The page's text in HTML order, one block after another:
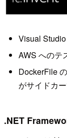
Visual
AWS へのテ
DockerFile
がサイドカ
.NET